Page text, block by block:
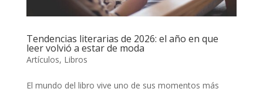
Tendencias literarias de 2026: el año en que
leer volvió a estar de moda
Artículos, Libros
El mundo del libro vive uno de sus momentos más